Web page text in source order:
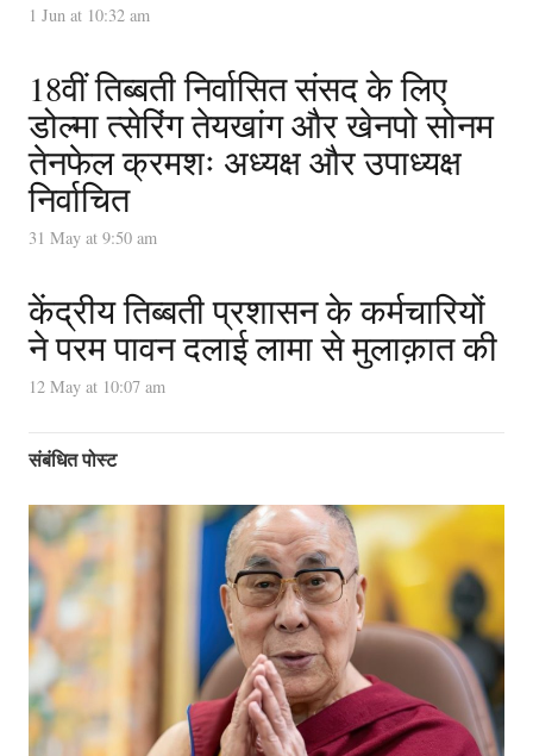
1 Jun at 10:32 am
18वीं तिब्बती निर्वासित संसद के लिए
डोल्मा त्सेरिंग तेयखांग और खेनपो सोनम
तेनफेल क्रमशः अध्यक्ष और उपाध्यक्ष
निर्वाचित
31 May at 9:50 am
केंद्रीय तिब्बती प्रशासन के कर्मचारियों
ने परम पावन दलाई लामा से मुलाक़ात की
12 May at 10:07 am
संबंधित पोस्ट